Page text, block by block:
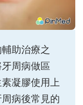
助治療之
周病做區
凝膠使用上
病後常見的